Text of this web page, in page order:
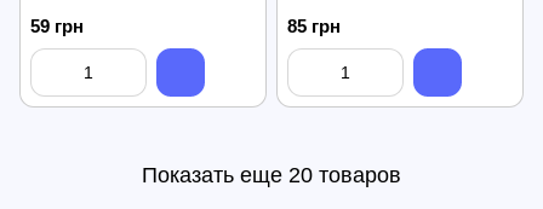
59 грн 85 грн
Показать еще 20 товаров